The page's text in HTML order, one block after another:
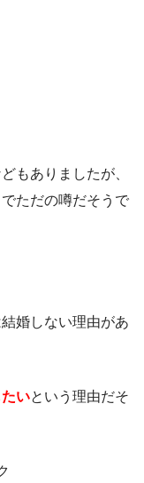
もありましたが、
ただの噂だそうで
婚しない理由があ
いという理由だそ